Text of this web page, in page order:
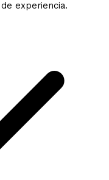
experiencia.